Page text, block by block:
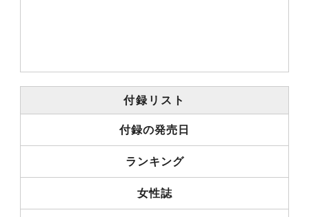
付録リスト
付録の発売日
ランキング
女性誌